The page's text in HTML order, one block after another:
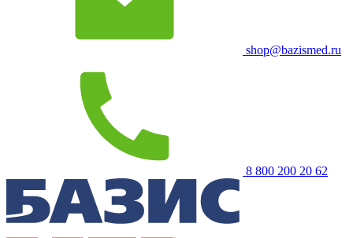
shop@bazismed.ru
8 800 200 20 62